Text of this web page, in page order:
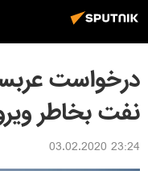
درخواست
نفت بخاطر
23:24 03.02.2020